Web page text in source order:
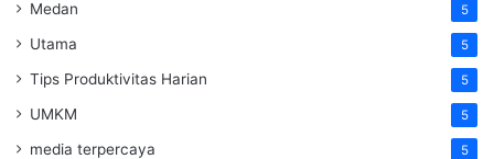
Medan 5
Utama 5
Tips Produktivitas Harian 5
UMKM 5
media terpercaya 5